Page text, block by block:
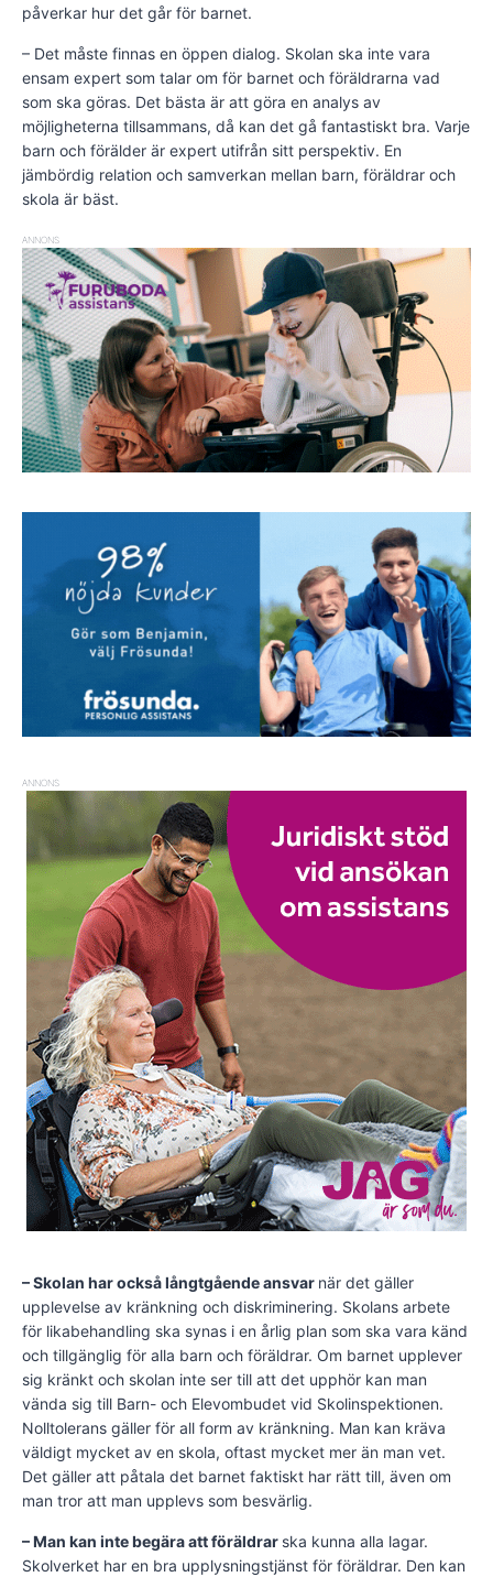
påverkar hur det går för barnet.
– Det måste finnas en öppen dialog. Skolan ska inte vara
ensam expert som talar om för barnet och föräldrarna vad
som ska göras. Det bästa är att göra en analys av
möjligheterna tillsammans, då kan det gå fantastiskt bra. Varje
barn och förälder är expert utifrån sitt perspektiv. En
jämbördig relation och samverkan mellan barn, föräldrar och
skola är bäst.
ANNONS
ANNONS
– Skolan har också långtgående ansvar när det gäller
upplevelse av kränkning och diskriminering. Skolans arbete
för likabehandling ska synas i en årlig plan som ska vara känd
och tillgänglig för alla barn och föräldrar. Om barnet upplever
sig kränkt och skolan inte ser till att det upphör kan man
vända sig till Barn- och Elevombudet vid Skolinspektionen.
Nolltolerans gäller för all form av kränkning. Man kan kräva
väldigt mycket av en skola, oftast mycket mer än man vet.
Det gäller att påtala det barnet faktiskt har rätt till, även om
man tror att man upplevs som besvärlig.
– Man kan inte begära att föräldrar ska kunna alla lagar.
Skolverket har en bra upplysningstjänst för föräldrar. Den kan